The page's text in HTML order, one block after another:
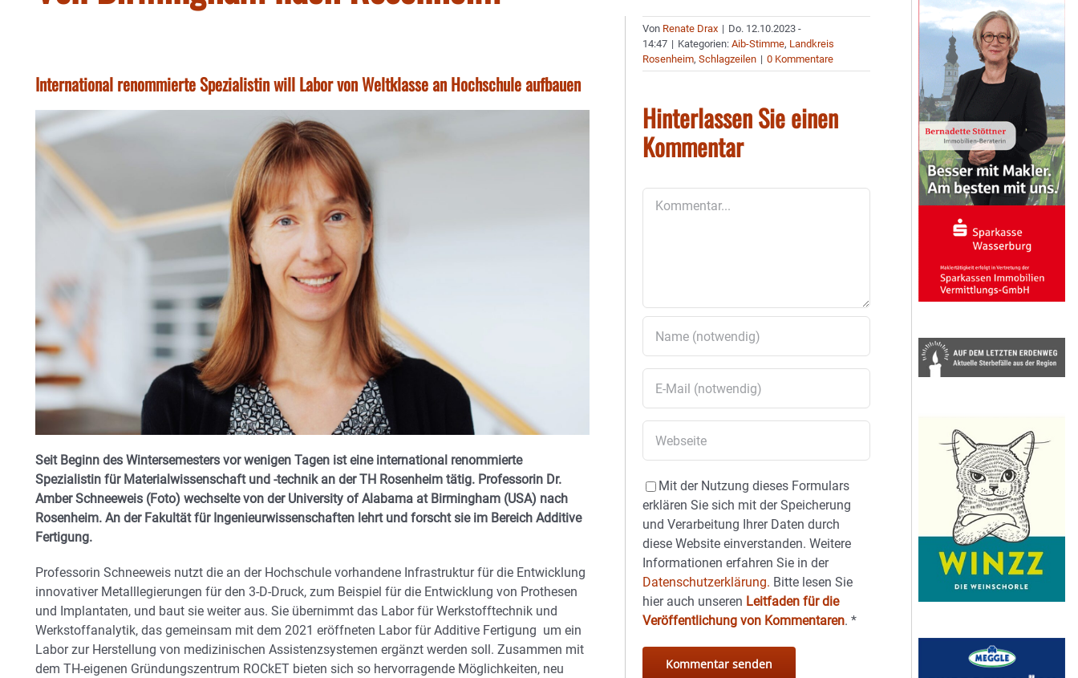
International renommierte Spezialistin will Labor von Weltklasse an Hochschule aufbauen
Seit Beginn des Wintersemesters vor wenigen Tagen ist eine international renommierte
Spezialistin für Materialwissenschaft und -technik an der TH Rosenheim tätig. Professorin Dr.
Amber Schneeweis (Foto) wechselte von der University of Alabama at Birmingham (USA) nach
Rosenheim. An der Fakultät für Ingenieurwissenschaften lehrt und forscht sie im Bereich Additive
Fertigung.
Professorin Schneeweis nutzt die an der Hochschule vorhandene Infrastruktur für die Entwicklung
innovativer Metalllegierungen für den 3-D-Druck, zum Beispiel für die Entwicklung von Prothesen
und Implantaten, und baut sie weiter aus. Sie übernimmt das Labor für Werkstofftechnik und
Werkstoffanalytik, das gemeinsam mit dem 2021 eröffneten Labor für Additive Fertigung um ein
Labor zur Herstellung von medizinischen Assistenzsystemen ergänzt werden soll. Zusammen mit
dem TH-eigenen Gründungszentrum ROCkET bieten sich so hervorragende Möglichkeiten, neu
Von Renate Drax | Do. 12.10.2023 -
14:47 | Kategorien:Aib-Stimme, Landkreis
Rosenheim,Schlagzeilen | 0 Kommentare
Hinterlassen Sie einen
Kommentar
Mit der Nutzung dieses Formulars
erklären Sie sich mit der Speicherung
und Verarbeitung Ihrer Daten durch
diese Website einverstanden. Weitere
Informationen erfahren Sie in der
Datenschutzerklärung. Bitte lesen Sie
hier auch unseren Leitfaden für die
Veröffentlichung von Kommentaren.*